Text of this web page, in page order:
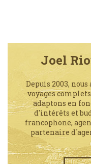
Joel
Depuis 2003,
voyages
adaptons en
d'intérêts et
francophone,
partenaire